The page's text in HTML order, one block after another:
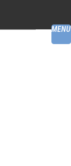
MENU